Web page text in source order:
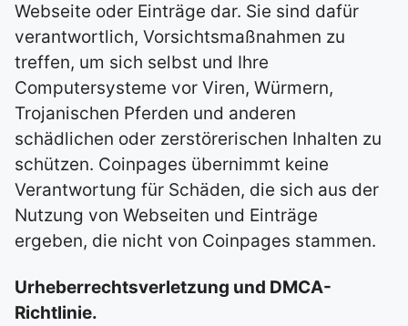
Webseite oder Einträge dar. Sie sind dafür
verantwortlich, Vorsichtsmaßnahmen zu
treffen, um sich selbst und Ihre
Computersysteme vor Viren, Würmern,
Trojanischen Pferden und anderen
schädlichen oder zerstörerischen Inhalten zu
schützen. Coinpages übernimmt keine
Verantwortung für Schäden, die sich aus der
Nutzung von Webseiten und Einträge
ergeben, die nicht von Coinpages stammen.
Urheberrechtsverletzung und DMCA-
Richtlinie.